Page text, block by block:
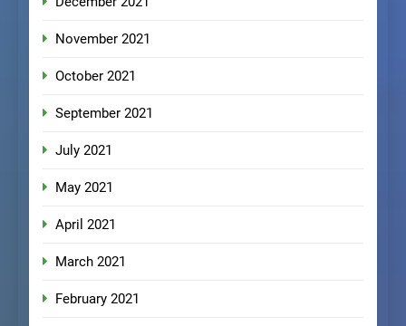
November 2021
October 2021
September 2021
July 2021
May 2021
April 2021
March 2021
February 2021